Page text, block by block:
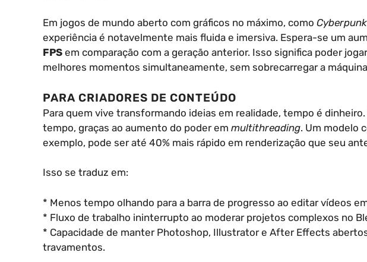
Em jogos de mundo aberto com gráficos no máximo, como
experiência é notavelmente mais fluida e imersiva. Espera-se um
FPS em comparação com a geração anterior. Isso significa poder
melhores momentos simultaneamente, sem sobrecarregar a
PARA CRIADORES DE CONTEÚDO
Para quem vive transformando ideias em realidade, tempo é dinheiro.
tempo, graças ao aumento do poder em multithreading. Um modelo
exemplo, pode ser até 40% mais rápido em renderização que seu
Isso se traduz em:
* Menos tempo olhando para a barra de progresso ao editar vídeos
* Fluxo de trabalho ininterrupto ao moderar projetos complexos no
* Capacidade de manter Photoshop, Illustrator e After Effects
travamentos.